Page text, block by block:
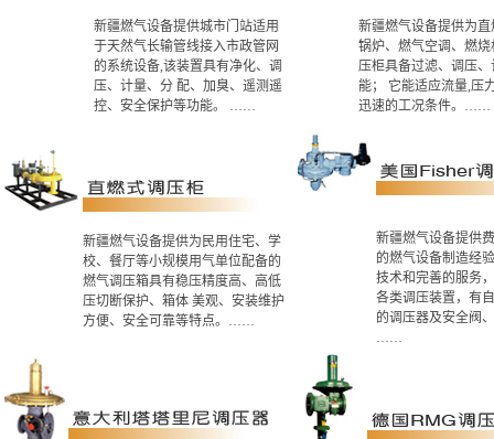
新疆燃气设备提供城市门站适用
于天然气长输管线接入市政管网
的系统设备,该装置具有净化、调
压、计量、分 配、加臭、遥测遥
控、安全保护等功能。 ……
新疆燃气设备提供为
锅炉、燃气空调、燃
压柜具备过滤、调压
能； 它能适应流量,压
迅速的工况条件。……
新疆燃气设备提供为民用住宅、学
校、餐厅等小规模用气单位配备的
燃气调压箱具有稳压精度高、高低
压切断保护、箱体 美观、安装维护
方便、安全可靠等特点。……
新疆燃气设备提供
的燃气设备制造经
技术和完善的服务
各类调压装置，有
的调压器及安全阀
……